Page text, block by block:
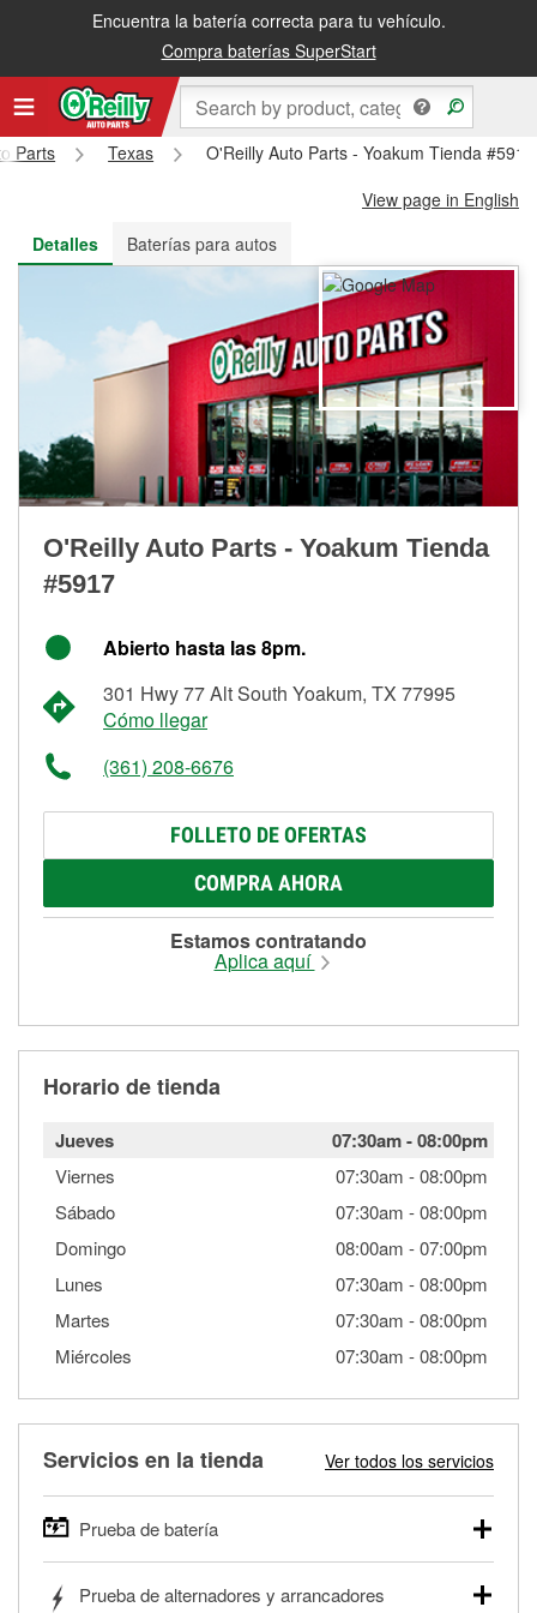
Encuentra la batería correcta para tu vehículo.
Compra baterías SuperStart
Recibe tu orden gratis al día siguiente o recógela en la tienda
Parts Texas
O'Reilly Auto Parts - Yoakum Tienda #5917
View page in English
Detalles
Baterías para autos
O'Reilly Auto Parts - Yoakum Tienda
#5917
Abierto hasta las 8pm.
301 Hwy 77 Alt South Yoakum, TX 77995
Cómo llegar
(361) 208-6676
FOLLETO DE OFERTAS
COMPRA AHORA
Estamos contratando
Aplica aquí
Horario de tienda
Jueves 07:30am-08:00pm
Viernes 07:30am -08:00pm
Sábado
07:30am -08:00pm
Domingo
08:00am -07:00pm
Lunes
07:30am -08:00pm
Martes
07:30am -08:00pm
Miércoles
07:30am -08:00pm
Servicios en la tienda Ver todos los servicios
Prueba de batería
autos, camionetas, SUVs, vehículos comerciales y
Prueba de alternadores y arrancadores